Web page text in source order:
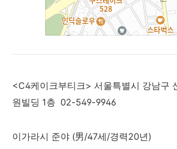
<C4케이크부티크> 서울특별시 강남구
원빌딩 1층 02-549-9946
이가라시 준야 (男/47세/경력20년)